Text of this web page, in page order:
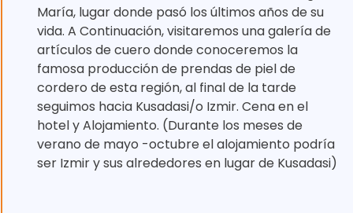
María, lugar donde pasó los últimos años de su
vida. A Continuación, visitaremos una galería de
artículos de cuero donde conoceremos la
famosa producción de prendas de piel de
cordero de esta región, al final de la tarde
seguimos hacia Kusadasi/o Izmir. Cena en el
hotel y Alojamiento. (Durante los meses de
verano de mayo -octubre el alojamiento podría
ser Izmir y sus alrededores en lugar de Kusadasi)